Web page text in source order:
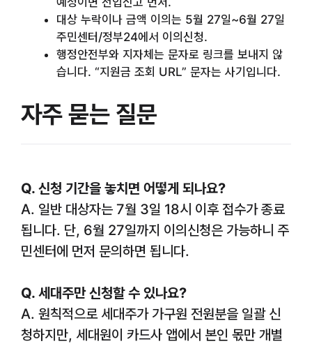
대상 누락이나 금액 이의는 5월 27일~6월 27일
주민센터/정부24에서 이의신청.
행정안전부와 지자체는 문자로 링크를 보내지 않
습니다. “지원금 조회 URL” 문자는 사기입니다.
자주 묻는 질문
Q. 신청 기간을 놓치면 어떻게 되나요?
A. 일반 대상자는 7월 3일 18시 이후 접수가 종료
됩니다. 단, 6월 27일까지 이의신청은 가능하니 주
민센터에 먼저 문의하면 됩니다.
Q. 세대주만 신청할 수 있나요?
A. 원칙적으로 세대주가 가구원 전원분을 일괄 신
청하지만, 세대원이 카드사 앱에서 본인 몫만 개별